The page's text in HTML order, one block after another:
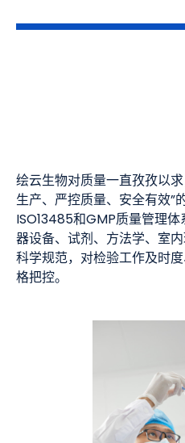
绘云生物对质量一直孜孜以
生产、严控质量、安全有效”
ISO13485和GMP质量管理
器设备、试剂、方法学、室
科学规范，对检验工作及时
格把控。